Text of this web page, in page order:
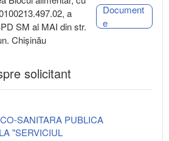
a
SM al MAI din str.
Chișinău
Document
e
solicitant
SANITARA PUBLICA
"SERVICIUL